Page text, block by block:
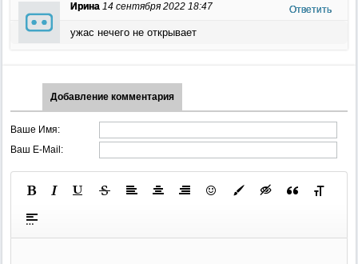
Ирина 14 сентября 2022 18:47 Ответить
ужас нечего не открывает
Добавление комментария
Ваше Имя:
Ваш E-Mail: